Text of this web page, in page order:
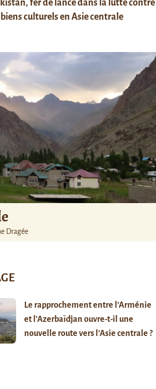
fer de lance dans la lutte contre
culturels en Asie centrale
Dragée
Le rapprochement entre l’Arménie
et l’Azerbaïdjan ouvre-t-il une
nouvelle route vers l’Asie centrale ?